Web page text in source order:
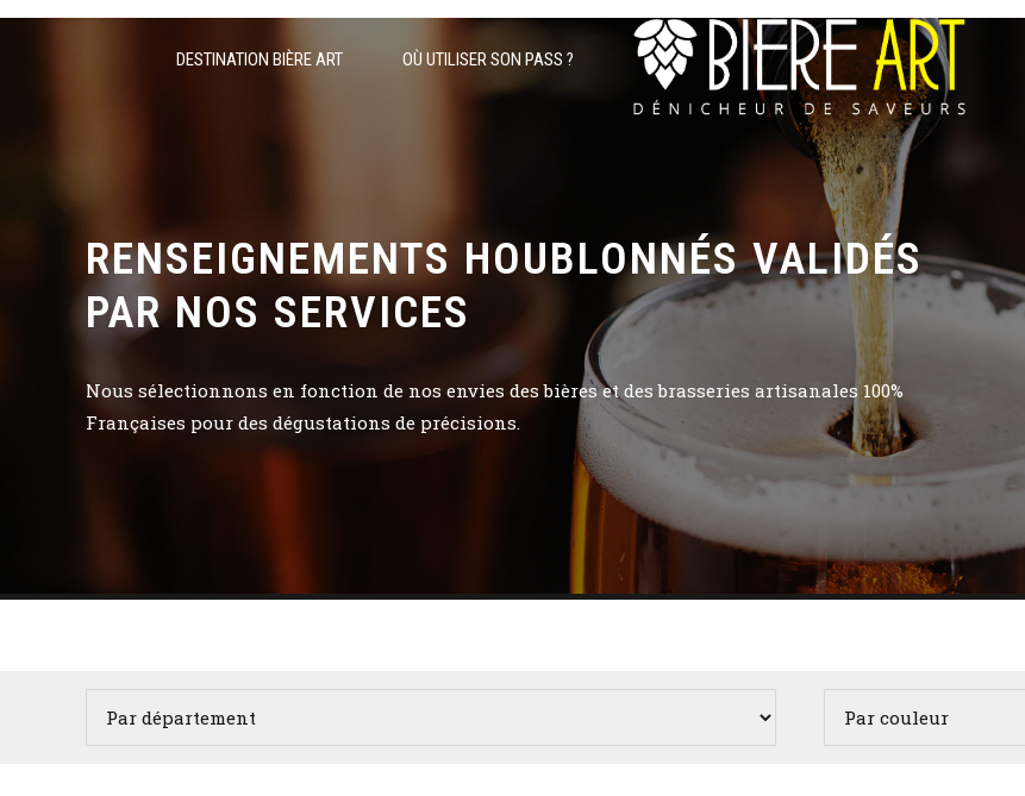
DESTINATION BIÈRE ART OÙ UTILISER SON PASS ?
RENSEIGNEMENTS HOUBLONNÉS VALIDÉS
PAR NOS SERVICES
Nous sélectionnons en fonction de nos envies des bières et des brasseries artisanales 100%
Françaises pour des dégustations de précisions.